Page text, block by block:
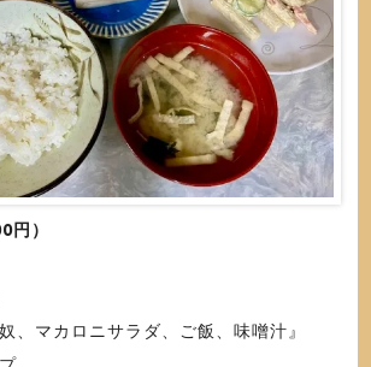
円）
、マカロニサラダ、ご飯、味噌汁』